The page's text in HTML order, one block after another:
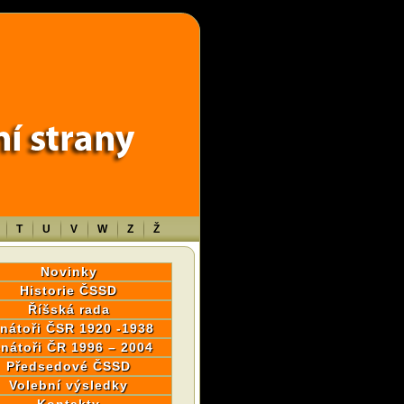
content/themes/sablona/functions.php
T U V W Z Ž
Novinky
Historie ČSSD
Říšská rada
ČSR 1920 -1938
ČR 1996 – 2004
Předsedové ČSSD
Volební výsledky